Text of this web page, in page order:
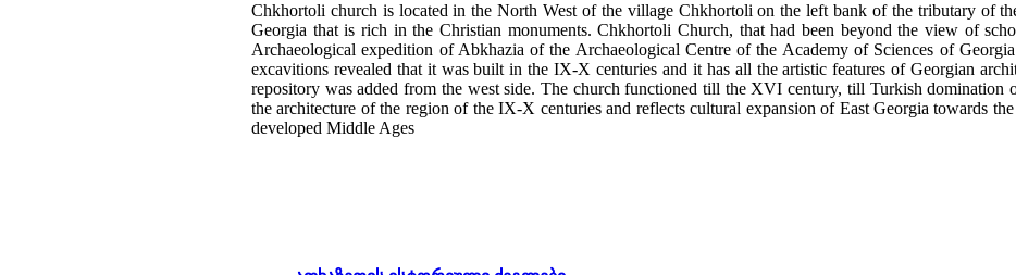
Chkhortoli church is located in the North West of the village Chkhortoli on the left bank of the tributary of
Georgia that is rich in the Christian monuments. Chkhortoli Church, that had been beyond the view of
Archaeological expedition of Abkhazia of the Archaeological Centre of the Academy of Sciences of
excavitions revealed that it was built in the IX-X centuries and it has all the artistic features of Georgian
repository was added from the west side. The church functioned till the XVI century, till Turkish
the architecture of the region of the IX-X centuries and reflects cultural expansion of East Georgia towards
developed Middle Ages